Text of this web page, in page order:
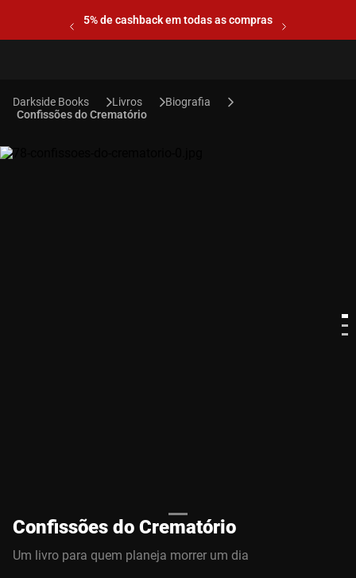
5% de cashback em todas as compras
Livros
Biografia
Confissões do Crematório
Confissões do Crematório
Um livro para quem planeja morrer um dia